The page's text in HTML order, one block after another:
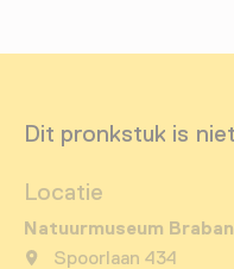
Dit pronkstuk is
Locatie
Natuurmuseum
Spoorlaan 434